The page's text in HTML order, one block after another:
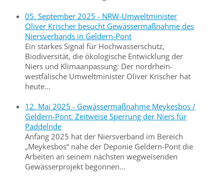
05. September 2025 - NRW-Umweltminister
Oliver Krischer besucht Gewässermaßnahme des
Niersverbands in Geldern-Pont
Ein starkes Signal für Hochwasserschutz,
Biodiversität, die ökologische Entwicklung der
Niers und Klimaanpassung: Der nordrhein-
westfälische Umweltminister Oliver Krischer hat
heute...
12. Mai 2025 - Gewässermaßnahme Meykesbos /
Geldern-Pont: Zeitweise Sperrung der Niers für
Paddelnde
Anfang 2025 hat der Niersverband im Bereich
„Meykesbos“ nahe der Deponie Geldern-Pont die
Arbeiten an seinem nächsten wegweisenden
Gewässerprojekt begonnen...